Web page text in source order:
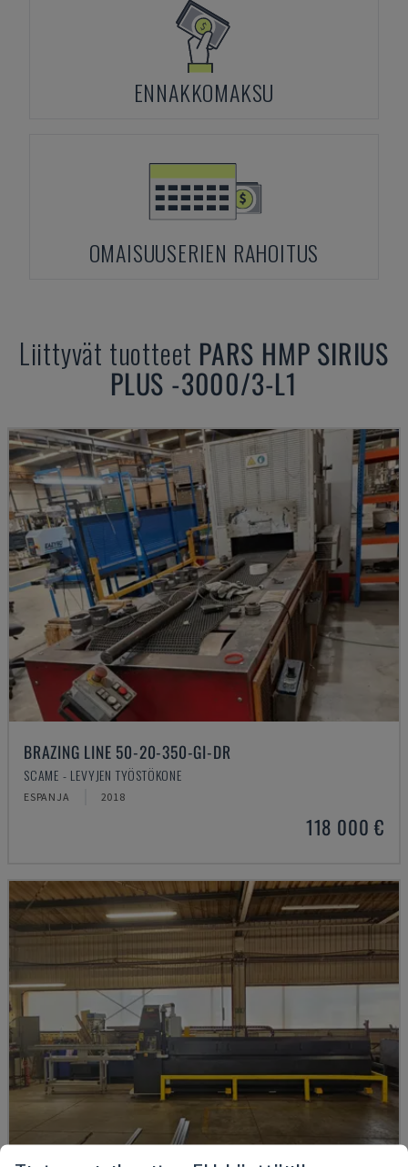
ENNAKKOMAKSU
OMAISUUSERIEN RAHOITUS
Liittyvät tuotteet PARS HMP SIRIUS
PLUS -3000/3-L1
BRAZING LINE 50-20-350-GI-DR
SCAME - LEVYJEN TYÖSTÖKONE
ESPANJA 2018
118 000 €